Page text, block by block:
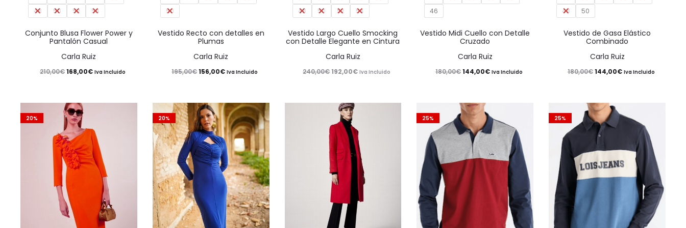
variantes.
opciones
se
pueden
en
página
de
producto
48
50 52 54
Conjunto Blusa Flower Power y
Pantalón Casual
Carla Ruiz
210,00€El
original
era:
210,00€.
168,00€El
actual
168,00€.
Iva Incluido
Las
se
pueden
en
la
página
de
producto
50
Vestido Recto con detalles en
Plumas
Carla Ruiz
195,00€El
original
era:
195,00€.
156,00€El
actual
es:
156,00€.
Iva Incluido
variantes.
Las
opciones
se
pueden
en
página
de
producto
48
50 52 54
Vestido Largo Cuello Smocking
con Detalle Elegante en Cintura
Carla Ruiz
240,00€ El
original
era:
240,00€.
192,00€El
actual
192,00€.
Iva Incluido
se
pueden
la
página
producto
46
Vestido Midi Cuello con Detalle
Cruzado
Carla Ruiz
180,00€El
original
era:
180,00€.
144,00€El
es:
144,00€.
Iva Incluido
Las
opciones
se
pueden
la
página
de
producto
48
50
Vestido de Gasa Elástico
Combinado
Carla Ruiz
180,00€ El
original
era:
180,00€.
144,00€El
es:
144,00€.
Iva Incluido
20% 20% 25% 25%